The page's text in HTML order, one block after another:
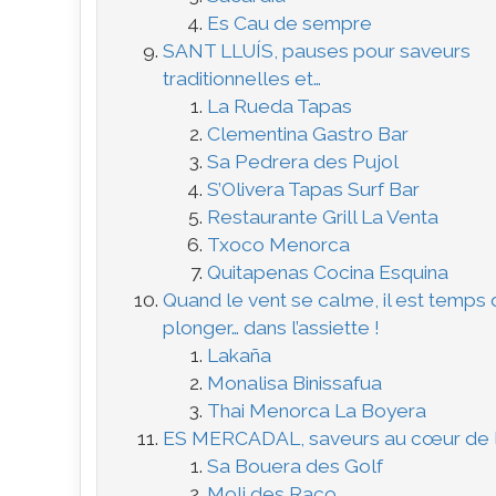
Es Cau de sempre
SANT LLUÍS, pauses pour saveurs
traditionnelles et…
La Rueda Tapas
Clementina Gastro Bar
Sa Pedrera des Pujol
S’Olivera Tapas Surf Bar
Restaurante Grill La Venta
Txoco Menorca
Quitapenas Cocina Esquina
Quand le vent se calme, il est temps
plonger… dans l’assiette !
Lakaña
Monalisa Binissafua
Thai Menorca La Boyera
ES MERCADAL, saveurs au cœur de
Sa Bouera des Golf